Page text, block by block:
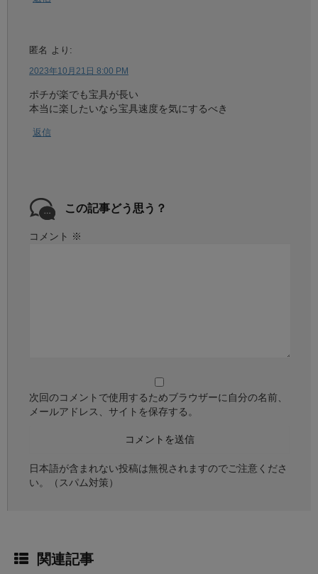
匿名 より:
2023年10月21日 8:00 PM
ポチが楽でも宝具が長い
本当に楽したいなら宝具速度を気にするべき
返信
この記事どう思う？
コメント ※
次回のコメントで使用するためブラウザーに自分の名前、
メールアドレス、サイトを保存する。
日本語が含まれない投稿は無視されますのでご注意くださ
い。（スパム対策）
関連記事